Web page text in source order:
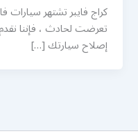
كراج فايبر تشتهر سيارات
تعرضت لحادث ، فإننا
إصلاح سيارتك […]